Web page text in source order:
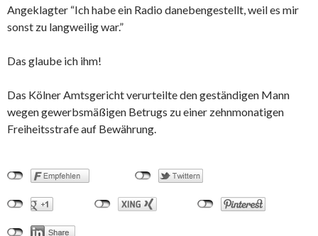
Angeklagter “Ich habe ein Radio danebengestellt, weil es mir
sonst zu langweilig war.”
Das glaube ich ihm!
Das Kölner Amtsgericht verurteilte den geständigen Mann
wegen gewerbsmäßigen Betrugs zu einer zehnmonatigen
Freiheitsstrafe auf Bewährung.